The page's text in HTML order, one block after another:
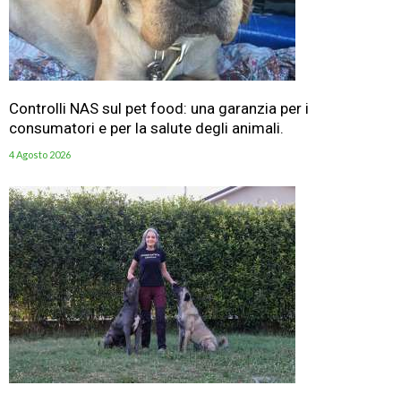
Controlli NAS sul pet food: una garanzia per i
consumatori e per la salute degli animali.
4 Agosto 2026